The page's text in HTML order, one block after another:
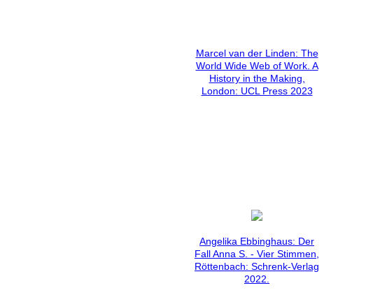
Marcel van der Linden: The
World Wide Web of Work. A
History in the Making,
London: UCL Press 2023
Angelika Ebbinghaus: Der
Fall Anna S. - Vier Stimmen,
Röttenbach: Schrenk-Verlag
2022.